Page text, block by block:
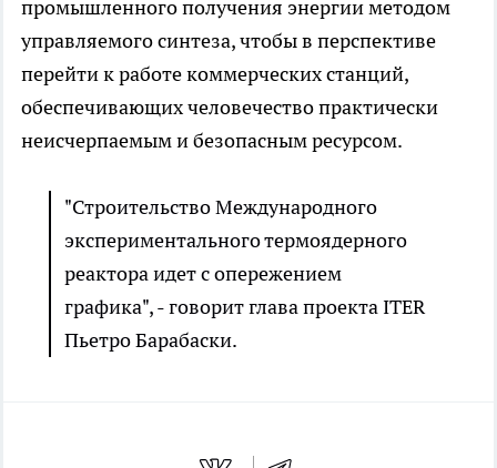
промышленного получения энергии методом
управляемого синтеза, чтобы в перспективе
перейти к работе коммерческих станций,
обеспечивающих человечество практически
неисчерпаемым и безопасным ресурсом.
"Строительство Международного
экспериментального термоядерного
реактора идет с опережением
графика", - говорит глава проекта ITER
Пьетро Барабаски.